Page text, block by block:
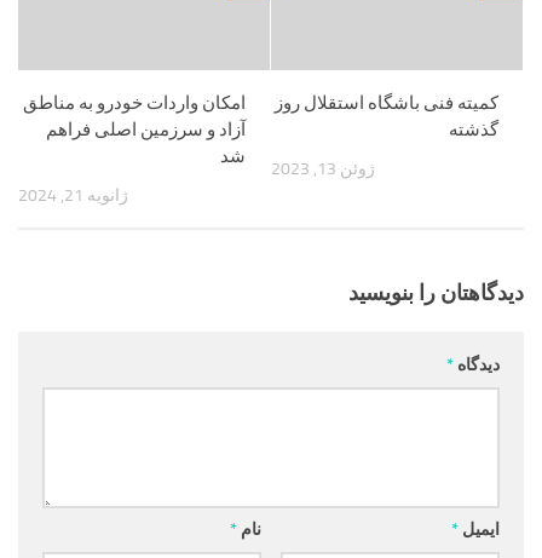
امکان واردات خودرو به مناطق
آزاد و سرزمین اصلی فراهم
شد
ژانویه 21, 2024
کمیته فنی باشگاه استقلال روز
گذشته
ژوئن 13, 2023
دیدگاهتان را بنویسید
دیدگاه *
نام * ایمیل *